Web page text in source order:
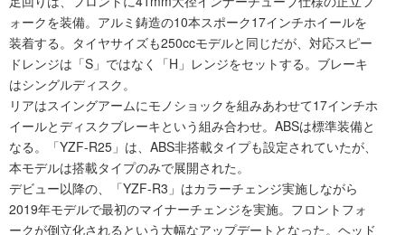
ォークを装備。アルミ鋳造の10本スポーク17インチホイールを
装着する。タイヤサイズも250ccモデルと同じだが、対応スピー
ドレンジは「S」ではなく「H」レンジをセットする。ブレーキ
はシングルディスク。
リアはスイングアームにモノショックを組みあわせて17インチホ
イールとディスクブレーキという組み合わせ。ABSは標準装備と
なる。「YZF-R25」は、ABS非搭載タイプも設定されていたが、
本モデルは搭載タイプのみで展開された。
デビュー以降の、「YZF-R3」はカラーチェンジ実施しながら
2019年モデルで最初のマイナーチェンジを実施。フロントフォ
ークが倒立化されるという大幅なアップデートとなった。ヘッド